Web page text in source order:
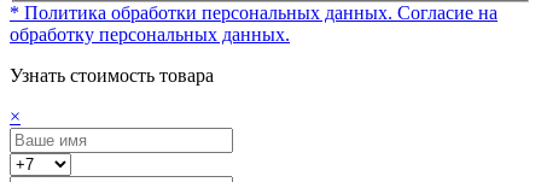
* Политика обработки персональных данных. Согласие на
обработку персональных данных.
Узнать стоимость товара
×